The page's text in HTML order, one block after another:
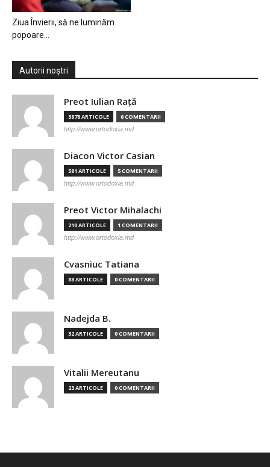
Ziua Învierii, să ne luminăm
popoare…
Autorii noștri
Preot Iulian Raţă
3878 ARTICOLE 6 COMENTARII
http://www.ortodoxia.md
Diacon Victor Casian
581 ARTICOLE 5 COMENTARII
http://www.ortodoxia.md
Preot Victor Mihalachi
210 ARTICOLE 1 COMENTARII
http://www.ortodoxia.md
Cvasniuc Tatiana
88 ARTICOLE 0 COMENTARII
Nadejda B.
32 ARTICOLE 0 COMENTARII
Vitalii Mereutanu
23 ARTICOLE 0 COMENTARII